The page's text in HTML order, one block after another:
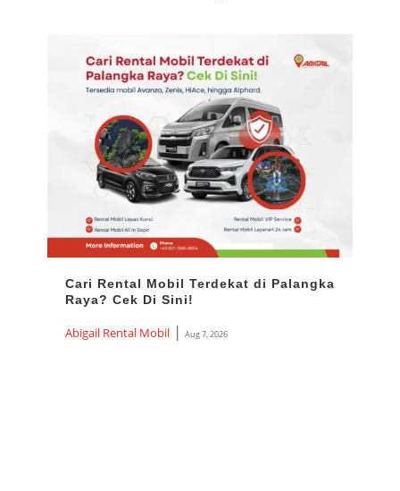
Cari Rental Mobil Terdekat di Palangka
Raya? Cek Di Sini!
Abigail Rental Mobil | Aug 7, 2026